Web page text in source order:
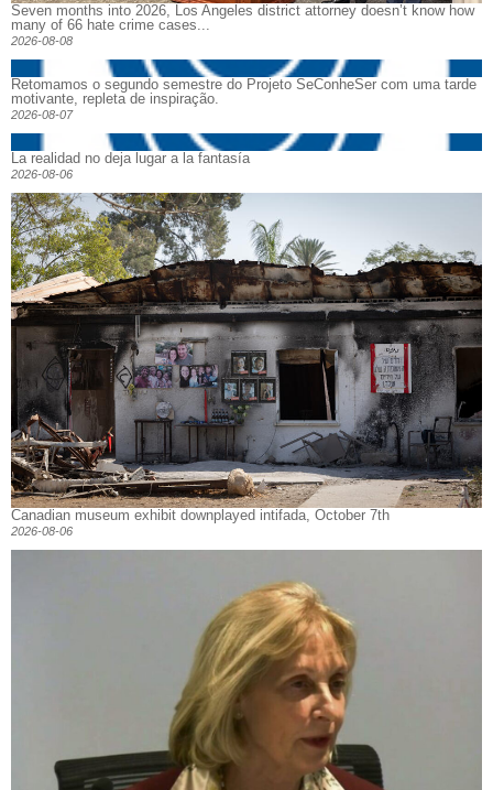
Seven months into 2026, Los Angeles district attorney doesn’t know how
many of 66 hate crime cases...
2026-08-08
Retomamos o segundo semestre do Projeto SeConheSer com uma tarde
motivante, repleta de inspiração.
2026-08-07
La realidad no deja lugar a la fantasía
2026-08-06
Canadian museum exhibit downplayed intifada, October 7th
2026-08-06